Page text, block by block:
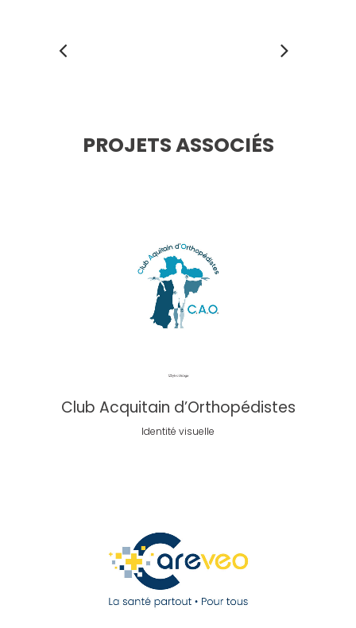
PROJETS ASSOCIÉS
Club Acquitain d’Orthopédistes
Identité visuelle